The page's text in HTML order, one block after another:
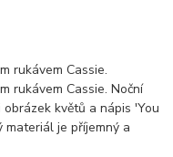
rukávem Cassie.
rukávem Cassie. Noční
květů a nápis 'You
je příjemný a